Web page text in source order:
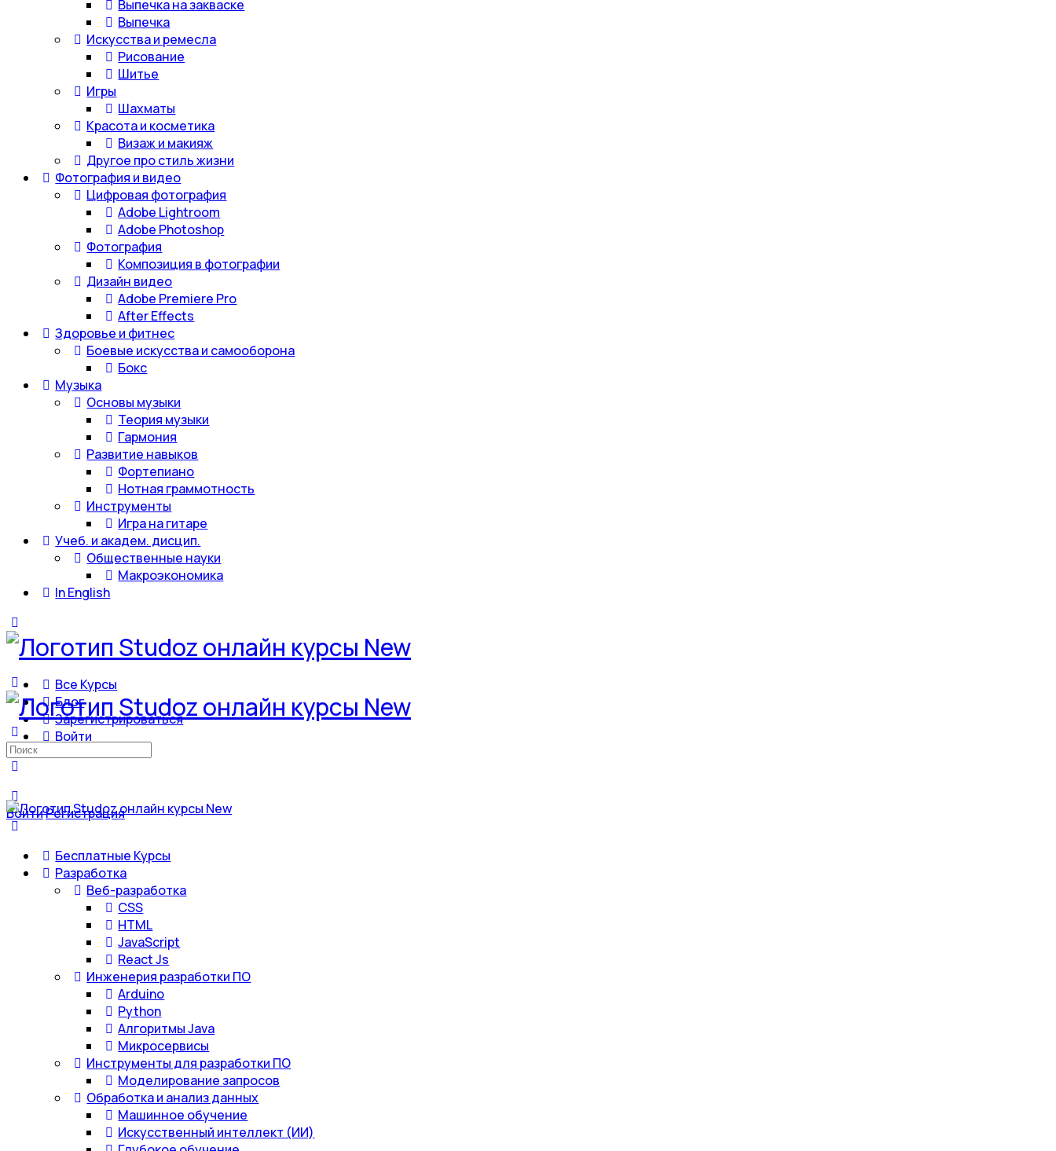
Выпечка на закваске
Выпечка
Искусства и ремесла
Рисование
Шитье
Игры
Шахматы
Красота и косметика
Визаж и макияж
Другое про стиль жизни
Фотография и видео
Цифровая фотография
Adobe Lightroom
Adobe Photoshop
Фотография
Композиция в фотографии
Дизайн видео
Adobe Premiere Pro
After Effects
Здоровье и фитнес
Боевые искусства и самооборона
Бокс
Музыка
Основы музыки
Теория музыки
Гармония
Развитие навыков
Фортепиано
Нотная граммотность
Инструменты
Игра на гитаре
Учеб. и академ. дисцип.
Общественные науки
Макроэкономика
In English
Все Курсы
Блог
Зарегистрироваться
Войти
ВойтиРегистрация
Искать:
Бесплатные Курсы
Разработка
Веб-разработка
CSS
HTML
JavaScript
React Js
Инженерия разработки ПО
Arduino
Python
Алгоритмы Java
Микросервисы
Инструменты для разработки ПО
Моделирование запросов
Обработка и анализ данных
Машинное обучение
Искусственный интеллект (ИИ)